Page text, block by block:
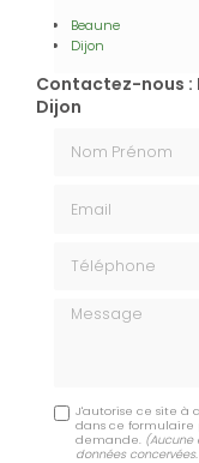
Beaune
Dijon
Contactez-nous :
Dijon
Message
J'autorise ce site à
dans ce
demande. (Aucune
données